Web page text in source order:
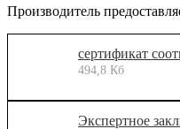
Производитель
сертификат
494,8 Кб
Экспертное